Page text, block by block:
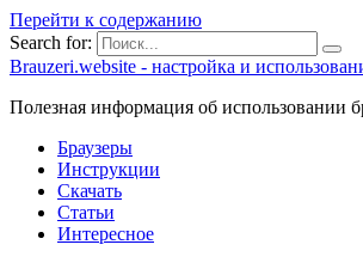
Перейти к содержанию
Search for:
Brauzeri.website - настройка и
Полезная информация об использовании
Браузеры
Инструкции
Скачать
Статьи
Интересное